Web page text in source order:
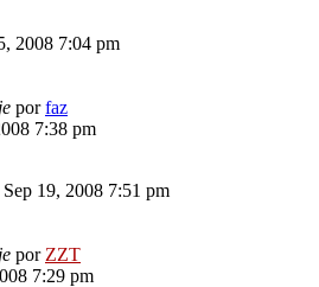
2008 7:04 pm
porfaz
7:38 pm
19, 2008 7:51 pm
por ZZT
7:29 pm